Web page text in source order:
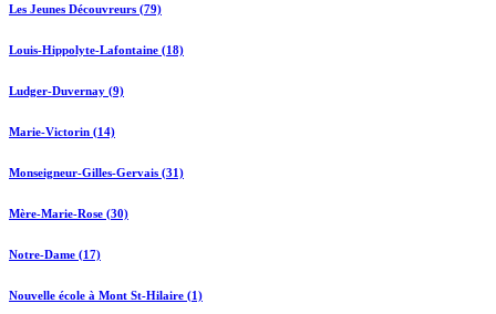
Les Jeunes Découvreurs (79)
Louis-Hippolyte-Lafontaine (18)
Ludger-Duvernay (9)
Marie-Victorin (14)
Monseigneur-Gilles-Gervais (31)
Mère-Marie-Rose (30)
Notre-Dame (17)
Nouvelle école à Mont St-Hilaire (1)